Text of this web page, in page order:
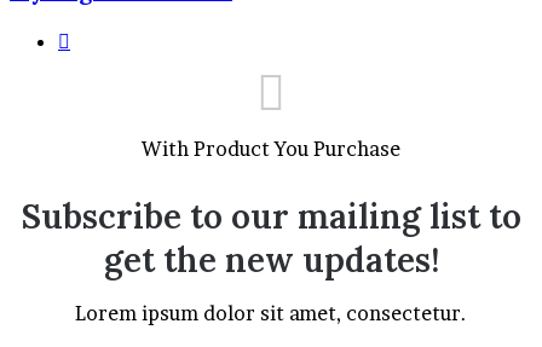
With Product You Purchase
Subscribe to our mailing list to
get the new updates!
Lorem ipsum dolor sit amet, consectetur.